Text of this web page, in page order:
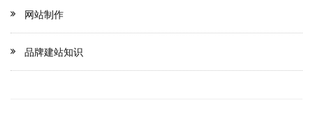
网站制作
品牌建站知识